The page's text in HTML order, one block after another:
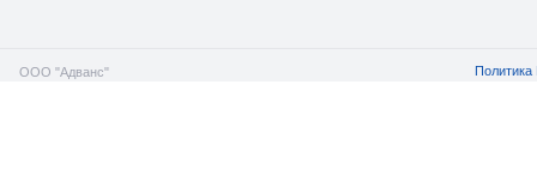
ООО "Адванс" Политика